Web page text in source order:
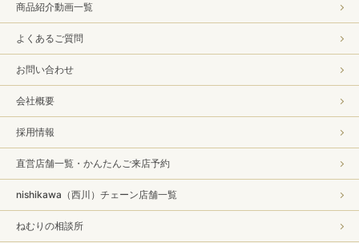
商品紹介動画一覧
よくあるご質問
お問い合わせ
会社概要
採用情報
直営店舗一覧・かんたんご来店予約
nishikawa（西川）チェーン店舗一覧
ねむりの相談所